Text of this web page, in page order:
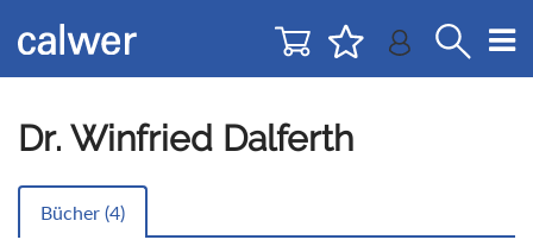
zur
Navigation
zum
Inhalt
Dr. Winfried Dalferth
Bücher (4)